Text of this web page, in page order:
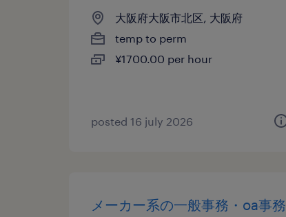
大阪府大阪市北区, 大阪府
temp to perm
¥1700.00 per hour
posted 16 july 2026
メーカー系の一般事務・oa事務